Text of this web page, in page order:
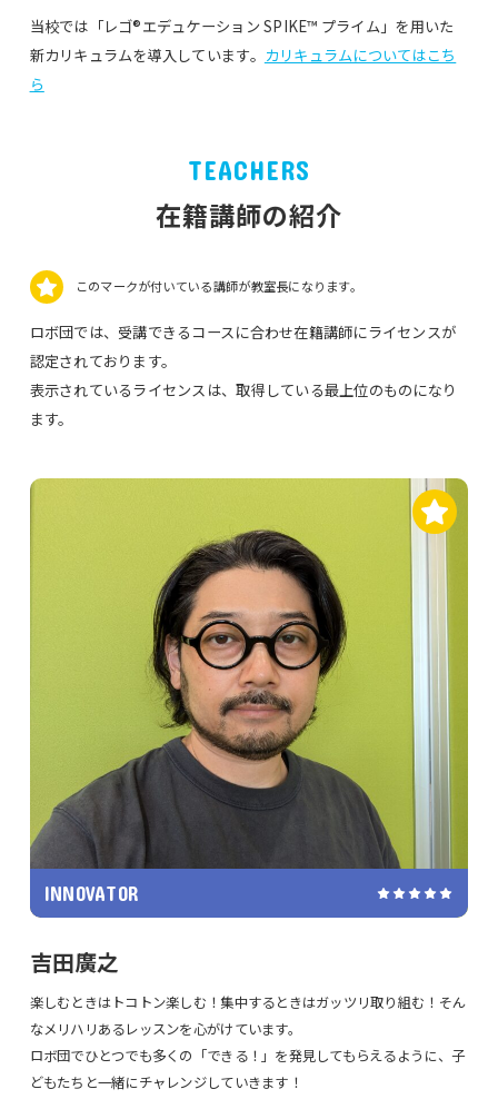
当校では「レゴ®エデュケーション SPIKE™ プライム」を用いた
新カリキュラムを導入しています。 カリキュラムについてはこち
ら
TEACHERS
在籍講師の紹介
このマークが付いている講師が教室長になります。
ロボ団では、受講できるコースに合わせ在籍講師にライセンスが
認定されております。
表示されているライセンスは、取得している最上位のものになり
ます。
INNOVATOR
吉田廣之
楽しむときはトコトン楽しむ！集中するときはガッツリ取り組む！そん
なメリハリあるレッスンを心がけています。
ロボ団でひとつでも多くの「できる！」を発見してもらえるように、子
どもたちと一緒にチャレンジしていきます！